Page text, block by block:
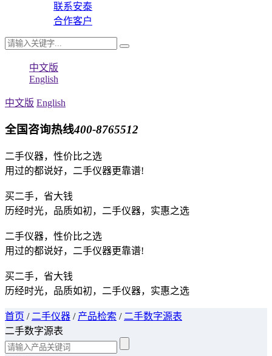
联系安泰
合作客户
中文版
English
中文版 English
全国咨询热线400-8765512
二手仪器，性价比之选
用过的都说好，二手仪器更靠谱!
买二手，省大钱
历经时光，品质如初，二手仪器，实惠之选
二手仪器，性价比之选
用过的都说好，二手仪器更靠谱!
买二手，省大钱
历经时光，品质如初，二手仪器，实惠之选
首页 / 二手仪器 / 产品检索 / 二手数字源表
二手数字源表